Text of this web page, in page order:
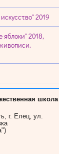
2019
2018,
школа
г. Елец, ул.